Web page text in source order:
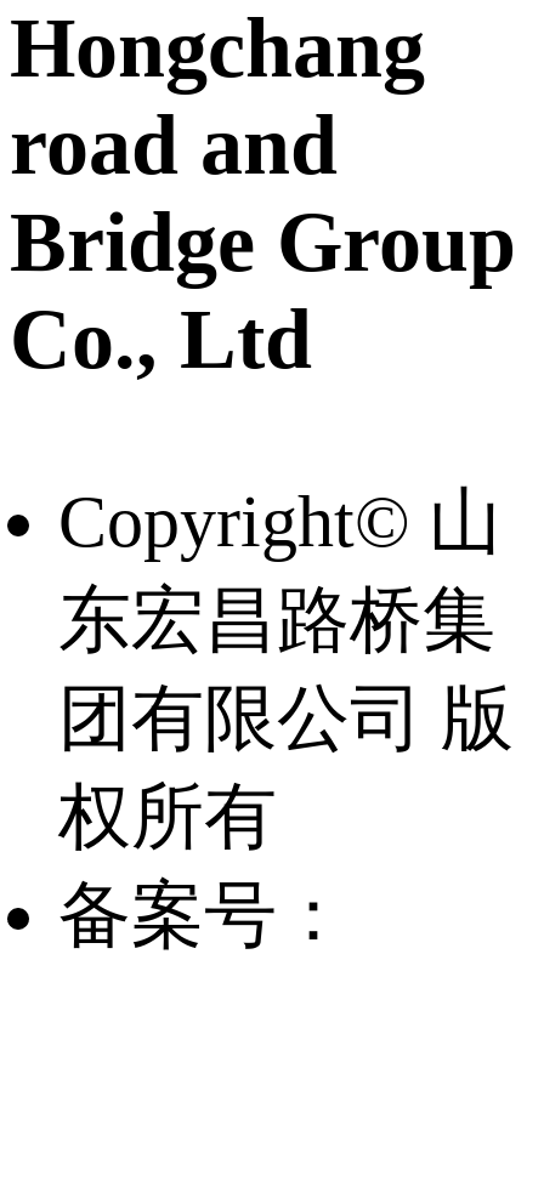
Hongchang
road and
Bridge Group
Co., Ltd
Copyright© 山
东宏昌路桥集
团有限公司 版
权所有
备案号：